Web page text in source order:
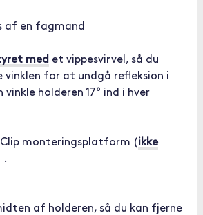
af en fagmand
med et vippesvirvel, så du
vinklen for at undgå refleksion i
holderen 17° ind i hver
monteringsplatform (ikke
.
af holderen, så du kan fjerne